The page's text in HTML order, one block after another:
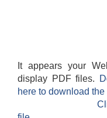
It appears your
display PDF files.
here to download